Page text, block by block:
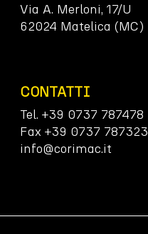
Via A. Merloni, 17/U
62024 Matelica (MC)
CONTATTI
Tel. +39 0737 787478
Fax +39 0737 787323
info@corimac.it